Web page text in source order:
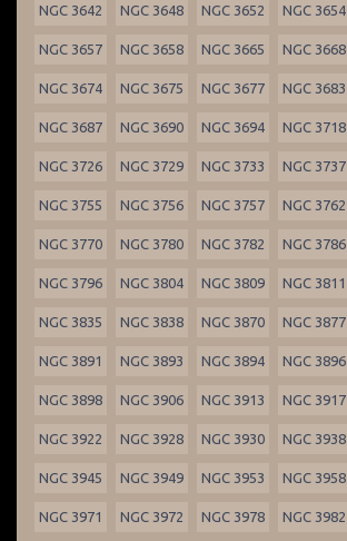
NGC 3642 NGC 3648 NGC 3652 NGC 3654
NGC 3657 NGC 3658 NGC 3665 NGC 3668
NGC 3674 NGC 3675 NGC 3677 NGC 3683
NGC 3687 NGC 3690 NGC 3694 NGC 3718
NGC 3726 NGC 3729 NGC 3733 NGC 3737
NGC 3755 NGC 3756 NGC 3757 NGC 3762
NGC 3770 NGC 3780 NGC 3782 NGC 3786
NGC 3796 NGC 3804 NGC 3809 NGC 3811
NGC 3835 NGC 3838 NGC 3870 NGC 3877
NGC 3891 NGC 3893 NGC 3894 NGC 3896
NGC 3898 NGC 3906 NGC 3913 NGC 3917
NGC 3922 NGC 3928 NGC 3930 NGC 3938
NGC 3945 NGC 3949 NGC 3953 NGC 3958
NGC 3971 NGC 3972 NGC 3978 NGC 3982